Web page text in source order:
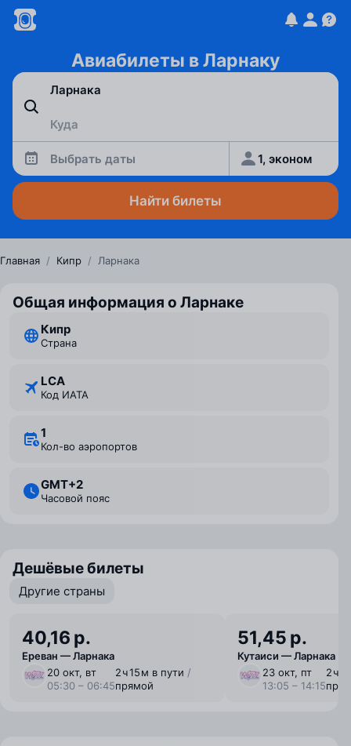
Авиабилеты в Ларнаку
Выбрать даты 1, эконом
Найти билеты
Главная / Кипр / Ларнака
Общая информация о Ларнаке
Кипр
Страна
LCA
Код ИАТА
1
Кол-во аэропортов
GMT+2
Часовой пояс
Дешёвые билеты
Другие страны
40,16 р.
Ереван — Ларнака
20 окт, вт
05:30 – 06:45
2 ⁠ч 15 ⁠м в пути /
прямой
51,45 р.
Кутаиси — Ларнака
23 окт, пт
13:05 – 14:15
2 ⁠ч